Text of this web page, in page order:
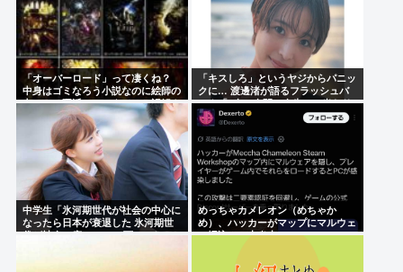
「オーバーロード」って凄くね？
中身はゴミなろう小説なのに絵師の
力のみで硬派ファンタジーと誤解さ
せたやつ。
「キスしろ」というヤジからパニッ
クに… 渡邊渚が語るフラッシュバ
ック「1人の人間の人生に、当たり
前の生活を奪った人が全て悪い」
中学生「氷河期世代が社会の中心に
なったら日本が衰退した 氷河期世
代が社会の癌！」Xで1万いいね
めっちゃカメレオン（めちゃか
め）、ハッカーがマップにマルウェ
ア埋込み、大炎上www